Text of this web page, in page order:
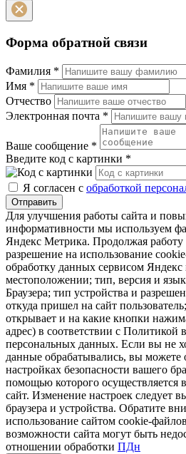
Форма обратной связи
Фамилия *
Имя *
Отчество
Электронная почта *
Ваше сообщение *
Введите код с картинки *
Я согласен с обработкой
Отправить
Для улучшения работы сайта и
информативности мы используем
Яндекс Метрика. Продолжая работу
разрешение на использование
обработку данных сервисом Яндекс
местоположении; тип, версия и
Браузера; тип устройства и
откуда пришел на сайт
открывает и на какие кнопки
адрес) в соответствии с Политикой
персональных данных. Если вы не
данные обрабатывались, вы
настройках безопасности вашего
помощью которого осуществляется
сайт. Изменение настроек следует
браузера и устройства. Обратите
использование сайтом cookie-
возможности сайта могут быть
отношении обработки ПДн